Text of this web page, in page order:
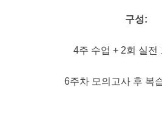
구성:
4주 수업 + 2회 실전
6주차 모의고사 후 복